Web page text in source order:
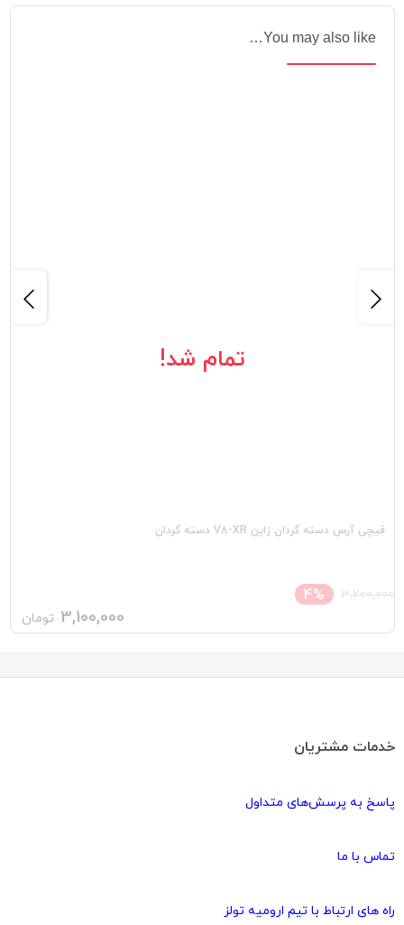
You may also like…
تمام شد!
قیچی آرس دسته گردان ژاپن V8-XR دسته گردان
4% 3,200,000
3,100,000 تومان
خدمات مشتریان
پاسخ به پرسش‌های متداول
تماس با ما
راه های ارتباط با تیم ارومیه تولز